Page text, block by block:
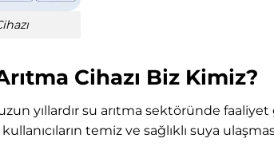
Cihazı Biz Kimiz?
yıllardır su arıtma sektöründe
temiz ve sağlıklı suya